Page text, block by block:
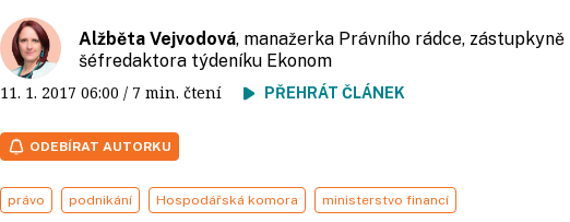
Alžběta Vejvodová, manažerka Právního rádce, zástupkyně
šéfredaktora týdeníku Ekonom
11. 1. 2017 06:00 / 7 min. čtení PŘEHRÁT ČLÁNEK
ODEBÍRAT AUTORKU
právo podnikání Hospodářská komora ministerstvo financí